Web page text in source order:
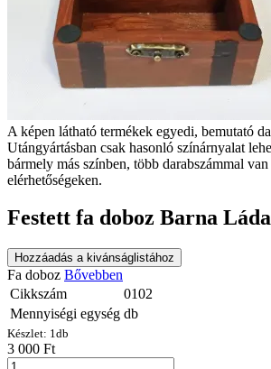
A képen látható termékek egyedi, bemutató
Utángyártásban csak hasonló színárnyalat
bármely más színben, több darabszámmal van
elérhetőségeken.
Festett fa doboz Barna Láda
Hozzáadás a kivánságlistához
Fa doboz Bővebben
Cikkszám
0102
Mennyiségi egység db
Készlet: 1db
3 000 Ft